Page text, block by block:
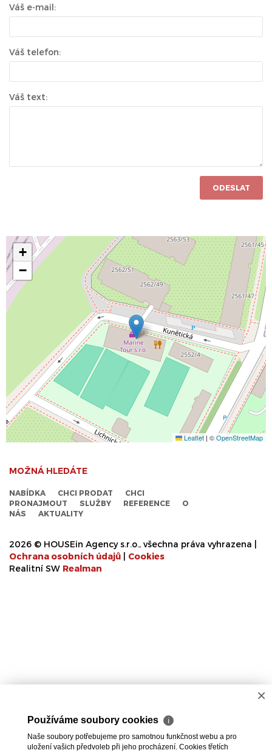
Váš e-mail:
Váš telefon:
Váš text:
ODESLAT
+
−
Leaflet | ©OpenStreetMap
MOŽNÁ HLEDÁTE
NABÍDKA CHCI PRODAT
CHCI
PRONAJMOUT
SLUŽBY REFERENCE
O
NÁS
AKTUALITY
2026 © HOUSEin Agency s.r.o., všechna práva vyhrazena |
Ochrana osobních údajů
Cookies
Realitní SW Realman
×
Používáme soubory cookies ℹ
Naše soubory potřebujeme pro samotnou funkčnost webu a pro
uložení vašich předvoleb při jeho procházení. Cookies třetích